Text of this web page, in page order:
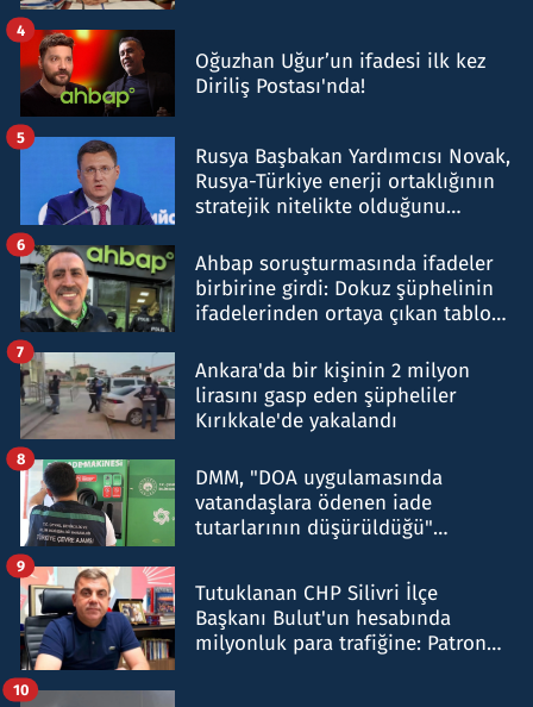
Oğuzhan Uğur’un ifadesi ilk kez
Diriliş Postası'nda!
4
Rusya Başbakan Yardımcısı Novak,
Rusya-Türkiye enerji ortaklığının
stratejik nitelikte olduğunu
5
Ahbap soruşturmasında ifadeler
birbirine girdi: Dokuz şüphelinin
ifadelerinden ortaya çıkan tablo
6
Ankara'da bir kişinin 2 milyon
lirasını gasp eden şüpheliler
Kırıkkale'de yakalandı
7
DMM, "DOA uygulamasında
vatandaşlara ödenen iade
tutarlarının düşürüldüğü"
8
Tutuklanan CHP Silivri İlçe
Başkanı Bulut'un hesabında
milyonluk para trafiğine: Patron
9
10